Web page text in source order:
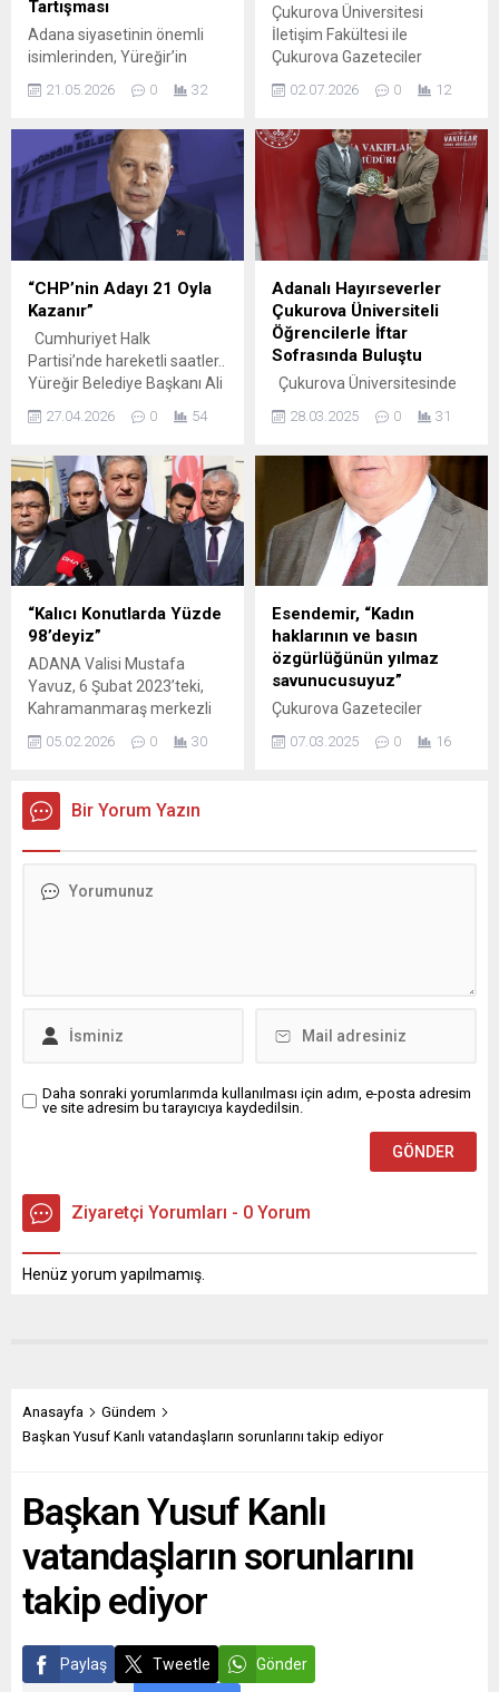
Tartışması
Adana siyasetinin önemli
isimlerinden, Yüreğir’in
merhum Sabahattin
ilçedeki siyasi dengeler
yeniden tartışma konusu
oldu. 1989-1993 yılları
arasında görev yapan ve 11
Eylül 1993’te hayatını
kaybeden inşaat mühendisi
ve siyasetçi Eşberk, bugün
hâlâ “efsane başkan” olarak
yerel seçim sonuçları
üzerine yapılan
değerlendirmeler...
21.05.2026 0 32
Çukurova Üniversitesi
İletişim Fakültesi ile
Çukurova Gazeteciler
protokolü imzalandı.
kapsamında Çukurova
Gazeteciler Cemiyeti
Başkanı Kurtul Çakın İletişim
Fakültesi Dekanı Prof. Dr.
Aslı Sezgin Büyükalaca’yı
makamında ziyaret etti.
Ziyarete Dekan Yardımcısı
Doç. Dr. Yunus Emre Çekici
’de eşlik etti. Protokol töreni
öncesi konuşan Çukurova
02.07.2026 0 12
“CHP’nin Adayı 21 Oyla
Kazanır”
Cumhuriyet Halk
Partisi’nde hareketli saatler..
Yüreğir Belediye Başkanı Ali
alınmasının ardından kimin
seçileceği noktasında fikir
alışverişi tavan yaptı. CHP
Bilecik milletvekili Yaşar
Tüzün, partinin dinamikleri
ile istişare yapmak için
Adana’ya geldi. Az sonra
CHP İl binasında bir toplantı
gerçekleştirilecek. Yarın da
genel Başkan Yardımcısı...
27.04.2026 0 54
Adanalı Hayırseverler
Çukurova Üniversiteli
Öğrencilerle İftar
Sofrasında Buluştu
Çukurova Üniversitesinde
hayırsever iş insanları,
ikram etti. Rektör Prof. Dr.
Hamit Emrah Beriş, Vakıflar
Bölge Müdürlüğü ve sponsor
firma Ilgaz Elektrik Üretim
A.Ş adına Sayın Zeki
Kıvanç’a plaket takdim etti.
Ramazan ayı boyunca
Çukurova Üniversitesi
Yemekhanesinde Ramazan
ayı boyunca 32 bin 170
28.03.2025 0 31
“Kalıcı Konutlarda Yüzde
98’deyiz”
ADANA Valisi Mustafa
Yavuz, 6 Şubat 2023’teki,
Kahramanmaraş merkezli
dönümüne ilişkin
felaketi ilerleyen günlerde
asrın dayanışmasına
konutlarla ilgili yüzde 98
Yavuz, 6 Şubat...
05.02.2026 0 30
Esendemir, “Kadın
haklarının ve basın
özgürlüğünün yılmaz
savunucusuyuz”
Çukurova Gazeteciler
Türkiye Gazeteciler
Cemiyeti (ÇGC) Yönetim
07.03.2025 0 16
Bir Yorum Yazın
Daha sonraki yorumlarımda kullanılması için adım, e-posta adresim
ve site adresim bu tarayıcıya kaydedilsin.
Ziyaretçi Yorumları - 0 Yorum
Henüz yorum yapılmamış.
Anasayfa
Gündem
Başkan Yusuf Kanlı vatandaşların sorunlarını takip ediyor
Başkan Yusuf Kanlı
vatandaşların sorunlarını
takip ediyor
Paylaş Tweetle Gönder